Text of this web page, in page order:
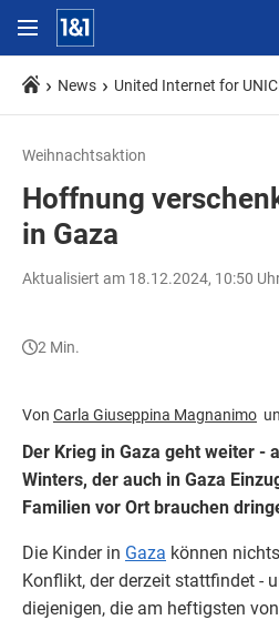
News United Internet for
Weihnachtsaktion
Hoffnung
in Gaza
Aktualisiert am 18.12.2024, 10:50
2 Min.
Von Carla Giuseppina Magnanimo
Der Krieg in Gaza geht weiter -
Winters, der auch in Gaza
Familien vor Ort brauchen
Die Kinder in Gaza können
Konflikt, der derzeit stattfindet -
diejenigen, die am heftigsten